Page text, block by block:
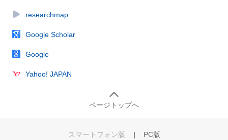
researchmap
Google Scholar
Google
Yahoo! JAPAN
ページトップへ
スマートフォン版 | PC版